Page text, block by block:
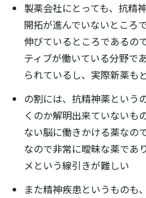
製薬会社にとっても、抗精
開拓が進んでいないところ
伸びているところであるの
ティブが働いている分野で
られているし、実際新薬も
の割には、抗精神薬という
くのか解明出来ていないも
ない脳に働きかける薬なの
なので非常に曖昧な薬であ
メという線引きが難しい
また精神疾患というものも